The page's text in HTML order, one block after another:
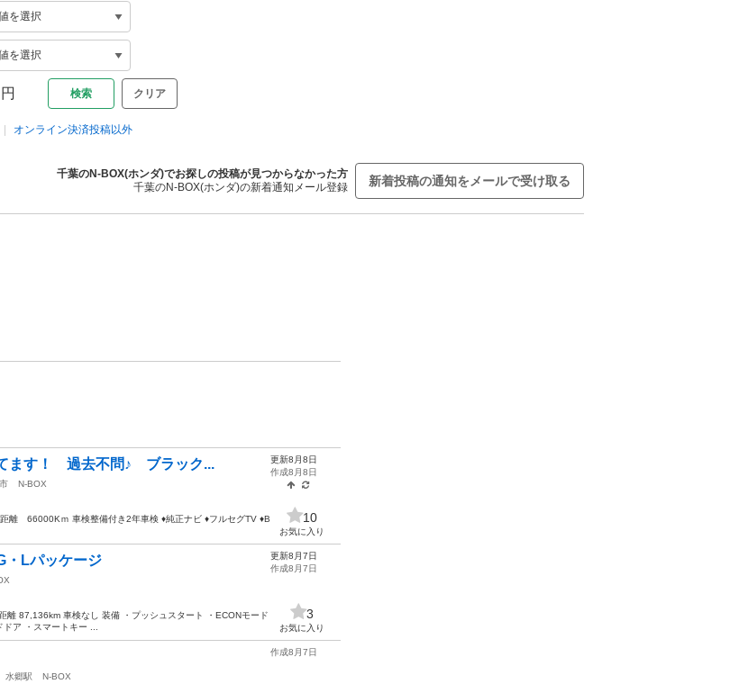
円 クリア
オンライン決済投稿以外
千葉のN-BOX(ホンダ)でお探しの投稿が見つからなかった方
千葉のN-BOX(ホンダ)の新着通知メール登録
新着投稿の通知をメールで受け取る
ます！ 過去不問♪ ブラック...
N-BOX
66000Kｍ 車検整備付き2年車検 ♦純正ナビ ♦フルセグTV ♦B
更新8月8日
作成8月8日
10
お気に入り
・Lパッケージ
87,136km 車検なし 装備 ・プッシュスタート ・ECONモード
ア ・スマートキー ...
更新8月7日
作成8月7日
3
お気に入り
水郷駅
N-BOX
作成8月7日